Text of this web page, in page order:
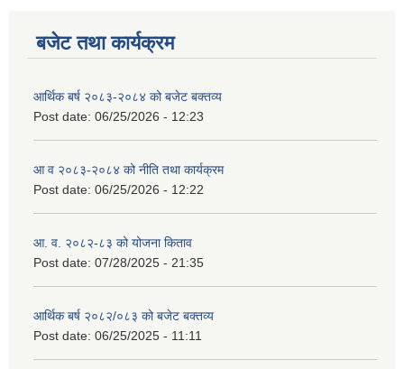
बजेट तथा कार्यक्रम
आर्थिक बर्ष २०८३-२०८४ को बजेट बक्तव्य
Post date: 06/25/2026 - 12:23
आ व २०८३-२०८४ को नीति तथा कार्यक्रम
Post date: 06/25/2026 - 12:22
आ. व. २०८२-८३ को योजना किताव
Post date: 07/28/2025 - 21:35
आर्थिक बर्ष २०८२/०८३ को बजेट बक्तव्य
Post date: 06/25/2025 - 11:11